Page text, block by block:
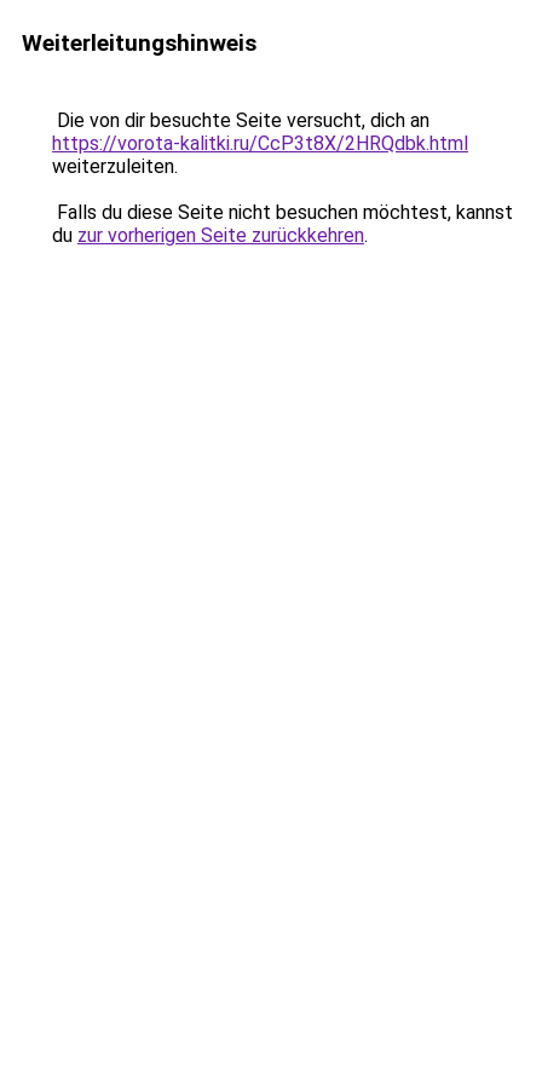
Weiterleitungshinweis
Die von dir besuchte Seite versucht, dich an
https://vorota-kalitki.ru/CcP3t8X/2HRQdbk.html
weiterzuleiten.
Falls du diese Seite nicht besuchen möchtest, kannst
du zur vorherigen Seite zurückkehren.